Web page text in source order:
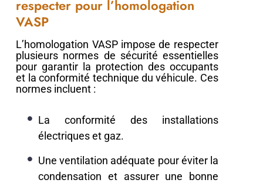
respecter pour l’homologation
VASP
L’homologation VASP impose de respecter
plusieurs normes de sécurité essentielles
pour garantir la protection des occupants
et la conformité technique du véhicule. Ces
normes incluent :
La conformité des installations
électriques et gaz.
Une ventilation adéquate pour éviter la
condensation et assurer une bonne